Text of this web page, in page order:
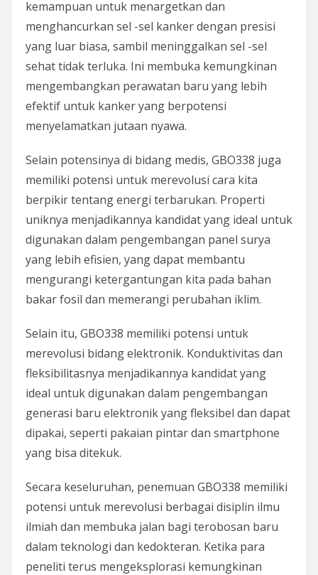
kemampuan untuk menargetkan dan
menghancurkan sel -sel kanker dengan presisi
yang luar biasa, sambil meninggalkan sel -sel
sehat tidak terluka. Ini membuka kemungkinan
mengembangkan perawatan baru yang lebih
efektif untuk kanker yang berpotensi
menyelamatkan jutaan nyawa.
Selain potensinya di bidang medis, GBO338 juga
memiliki potensi untuk merevolusi cara kita
berpikir tentang energi terbarukan. Properti
uniknya menjadikannya kandidat yang ideal untuk
digunakan dalam pengembangan panel surya
yang lebih efisien, yang dapat membantu
mengurangi ketergantungan kita pada bahan
bakar fosil dan memerangi perubahan iklim.
Selain itu, GBO338 memiliki potensi untuk
merevolusi bidang elektronik. Konduktivitas dan
fleksibilitasnya menjadikannya kandidat yang
ideal untuk digunakan dalam pengembangan
generasi baru elektronik yang fleksibel dan dapat
dipakai, seperti pakaian pintar dan smartphone
yang bisa ditekuk.
Secara keseluruhan, penemuan GBO338 memiliki
potensi untuk merevolusi berbagai disiplin ilmu
ilmiah dan membuka jalan bagi terobosan baru
dalam teknologi dan kedokteran. Ketika para
peneliti terus mengeksplorasi kemungkinan